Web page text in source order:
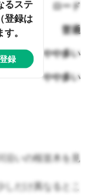
ロード
普通
やや多い
やや多い
沿いの桜並木を見
だけ異なるとこ
るステ
登録は
。
録